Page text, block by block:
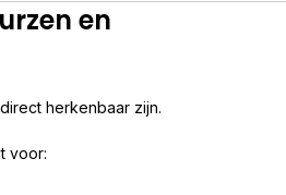
en
herkenbaar zijn.
voor: